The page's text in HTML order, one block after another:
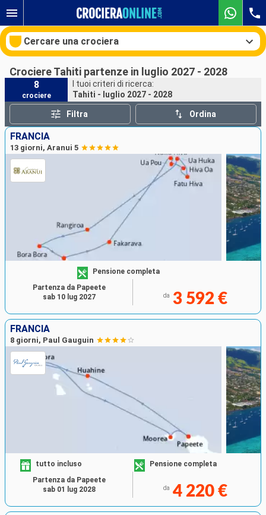
Cercare una crociera
Le nostre destinazioni
Mesi di partenza
Porti Compagnie
Ricerca
Crociere Tahiti partenze in luglio 2027 - 2028
8
crociere
I tuoi criteri di ricerca:
Tahiti - luglio 2027 - 2028
Filtra Ordina
FRANCIA
13 giorni, Aranui 5
Pensione completa
da 3 592 €
Partenza da Papeete
sab 10 lug 2027
FRANCIA
8 giorni, Paul Gauguin
tutto incluso Pensione completa
da 4 220 €
Partenza da Papeete
sab 01 lug 2028